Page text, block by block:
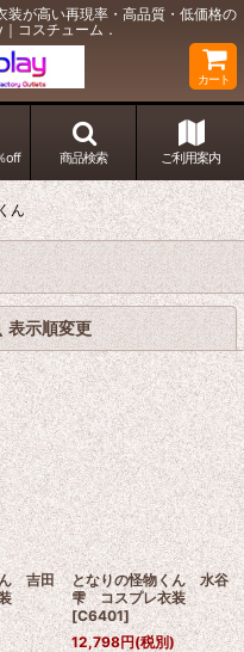
が高い再現率・高品質・低価格の
コスチューム．
カート
off 商品検索 ご利用案内
ん
表示順変更 閉じる
ん 吉田
装
となりの怪物くん 水谷
雫 コスプレ衣装
[C6401]
12,798円(税別)